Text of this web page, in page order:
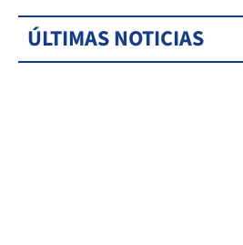
ÚLTIMAS NOTICIAS